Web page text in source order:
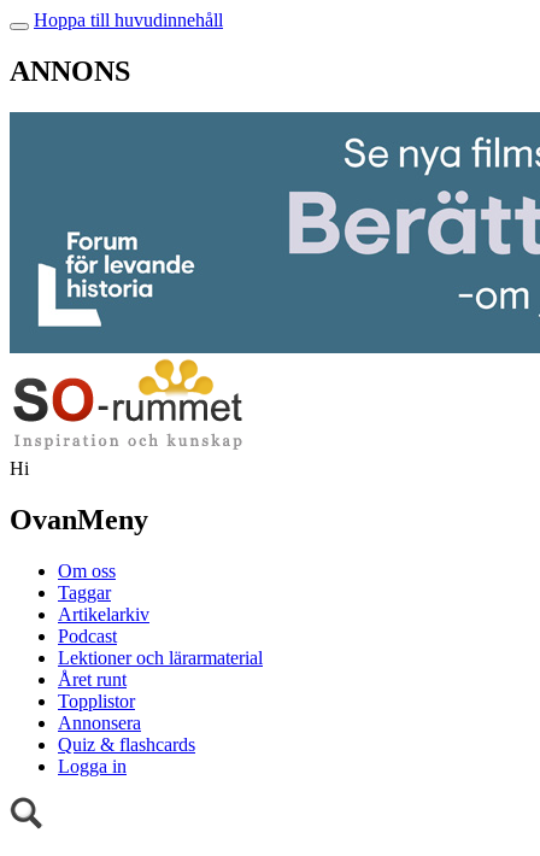
Hoppa till huvudinnehåll
ANNONS
Hi
OvanMeny
Om oss
Taggar
Artikelarkiv
Podcast
Lektioner och lärarmaterial
Året runt
Topplistor
Annonsera
Quiz & flashcards
Logga in